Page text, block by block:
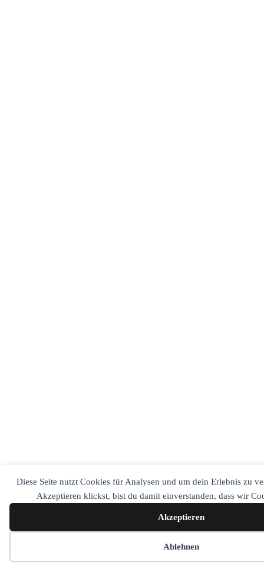
Diese Seite nutzt Cookies für Analysen und um dein Erlebnis zu
Akzeptieren klickst, bist du damit einverstanden, dass wir
Akzeptieren
Ablehnen